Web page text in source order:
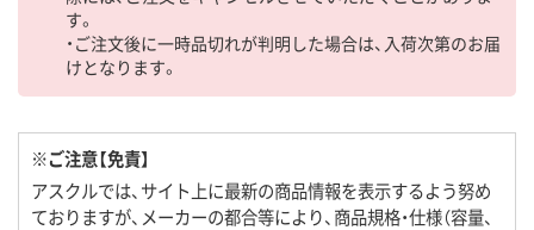
す。
・ご注文後に一時品切れが判明した場合は、入荷次第のお届
けとなります。
※ご注意【免責】
アスクルでは、サイト上に最新の商品情報を表示するよう努め
ておりますが、メーカーの都合等により、商品規格・仕様（容量、